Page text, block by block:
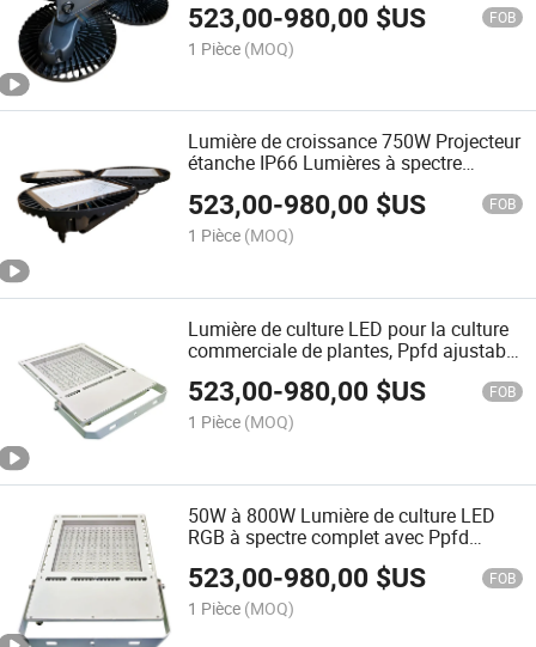
523,00-980,00 $US FOB
1 Pièce (MOQ)
Lumière de croissance 750W Projecteur
étanche IP66 Lumières à spectre
523,00-980,00 $US FOB
1 Pièce (MOQ)
Lumière de culture LED pour la culture
commerciale de plantes, Ppfd ajustable
de 100 à 1000 μMol/M²/S, disponible
de 50W à 800W pour une utilisation
intérieure et extérieure
523,00-980,00 $US FOB
1 Pièce (MOQ)
50W à 800W Lumière de culture LED
RGB à spectre complet avec Ppfd
réglable de 100 à 1000 μMol/M²/S
pour une croissance efficace des
plantes à différents stades
523,00-980,00 $US FOB
1 Pièce (MOQ)